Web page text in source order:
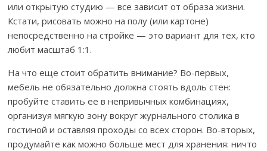
или открытую студию — все зависит от образа жизни.
Кстати, рисовать можно на полу (или картоне)
непосредственно на стройке — это вариант для тех, кто
любит масштаб 1:1.
На что еще стоит обратить внимание? Во-первых,
мебель не обязательно должна стоять вдоль стен:
пробуйте ставить ее в непривычных комбинациях,
организуя мягкую зону вокруг журнального столика в
гостиной и оставляя проходы со всех сторон. Во-вторых,
продумайте как можно больше мест для хранения: ничто